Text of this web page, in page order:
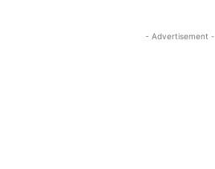
- Advertisement -